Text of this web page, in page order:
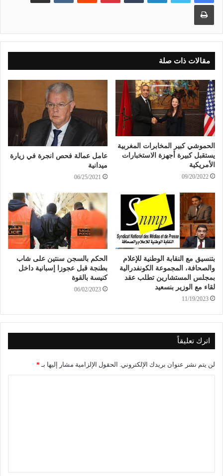
طباعة
مقالات ذات صلة
الحموشي كبير المخابرات المغربية
يستقبل كبيرة أجهزة الاستخبارات
الأمريكية
09/20/2022
عامل عمالة فحص انجرة في زيارة
ميدانية
06/25/2021
بتنسيق مع النقابة الوطنية للإعلام
والصحافة، المجموعة الكونفدرالية
بمجلس المستشارين تطلب عقد
لقاء مع الوزير بنسعيد
11/19/2023
الحكم بالسجن سنتين على شاب
بطنجة قبل عجوزا إسبانية داخل
كنيسة بالقوة
06/02/2023
اترك تعليقاً
لن يتم نشر عنوان بريدك الإلكتروني. الحقول الإلزامية مشار إليها بـ *